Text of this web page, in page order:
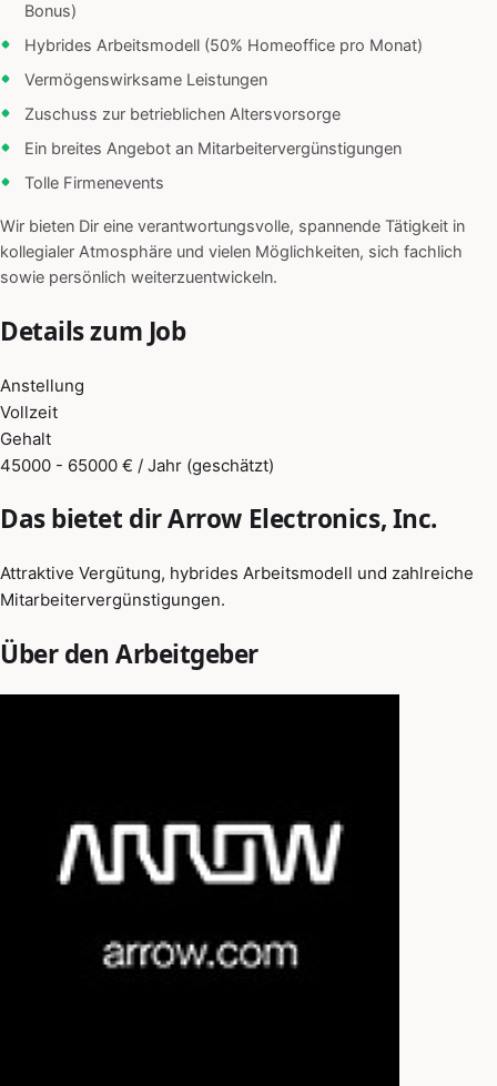
Bonus)
Hybrides Arbeitsmodell (50% Homeoffice pro Monat)
Vermögenswirksame Leistungen
Zuschuss zur betrieblichen Altersvorsorge
Ein breites Angebot an Mitarbeitervergünstigungen
Tolle Firmenevents
Wir bieten Dir eine verantwortungsvolle, spannende Tätigkeit in
kollegialer Atmosphäre und vielen Möglichkeiten, sich fachlich
sowie persönlich weiterzuentwickeln.
Details zum Job
Anstellung
Vollzeit
Gehalt
45000 - 65000 € / Jahr (geschätzt)
Das bietet dir Arrow Electronics, Inc.
Attraktive Vergütung, hybrides Arbeitsmodell und zahlreiche
Mitarbeitervergünstigungen.
Über den Arbeitgeber